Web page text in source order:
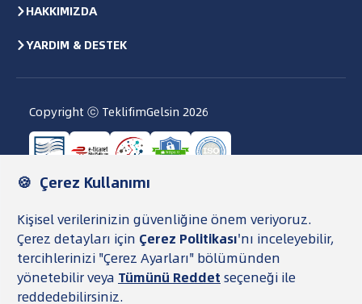
HAKKIMIZDA
YARDIM & DESTEK
Copyright ⓒ TeklifimGelsin 2026
Kullanıcı SözleşmesiGizlilik Politikası ve KVKK
Veri Saklama ve İmha Politikası
TG Para Şartnamesi
Şeffaflık Metni
TeklifimGelsin, finansal ürünleri karşılaştırıp
başvurunuzu bankaya iletmenize yardımcı olan bir